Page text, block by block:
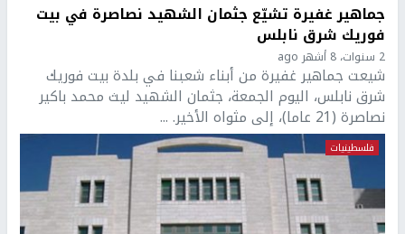
جماهير غفيرة تشيّع جثمان الشهيد نصاصرة في بيت
فوريك شرق نابلس
2 سنوات، 8 أشهر ago
شيعت جماهير غفيرة من أبناء شعبنا في بلدة بيت فوريك
شرق نابلس، اليوم الجمعة، جثمان الشهيد ليث محمد باكير
نصاصرة (21 عاما)، إلى مثواه الأخير. ...
فلسطينيات